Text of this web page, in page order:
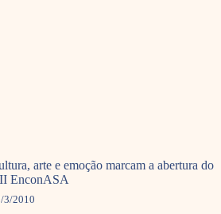
arte e emoção marcam a abertura do
EnconASA
3/2010